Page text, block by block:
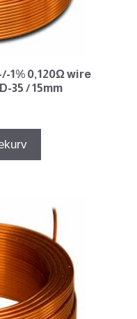
1% 0,120Ω wire
35 / 15mm